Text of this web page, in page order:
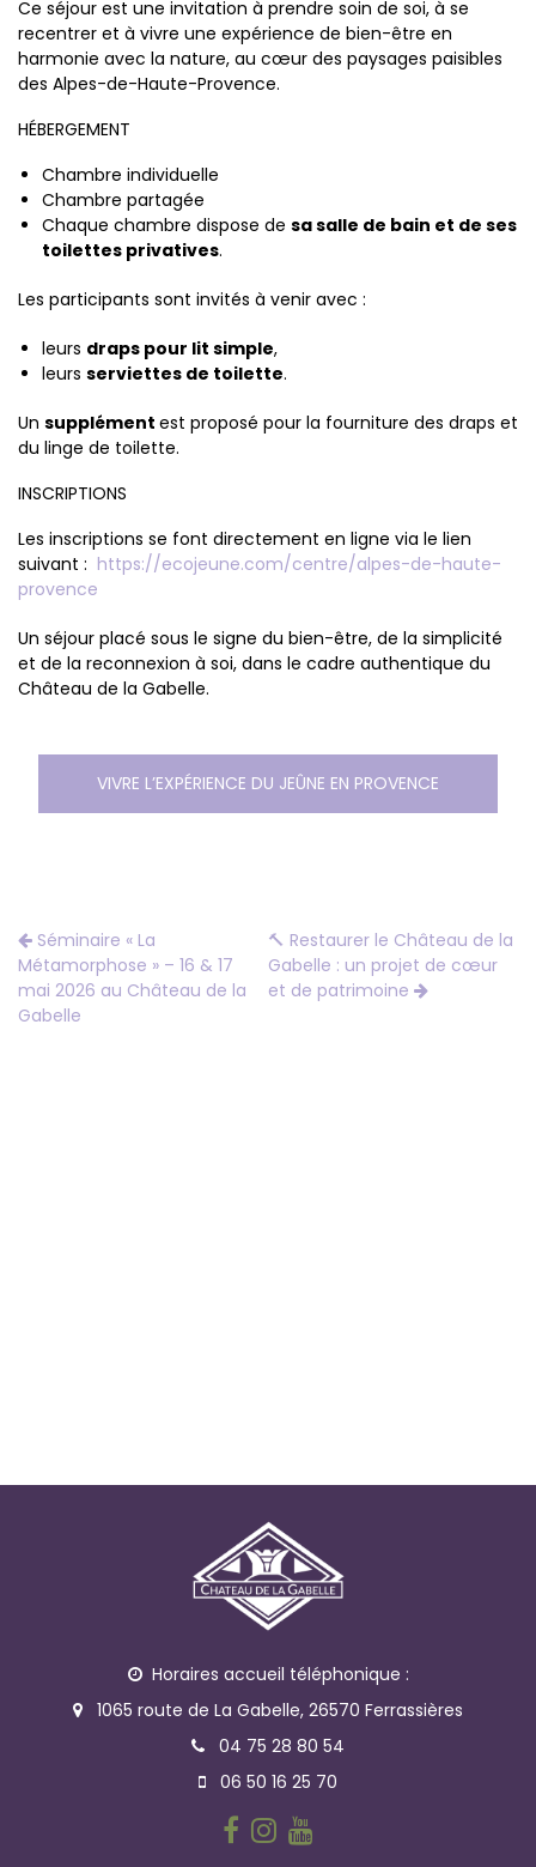
Ce séjour est une invitation à prendre soin de soi, à se
recentrer et à vivre une expérience de bien-être en
harmonie avec la nature, au cœur des paysages paisibles
des Alpes-de-Haute-Provence.
HÉBERGEMENT
Chambre individuelle
Chambre partagée
Chaque chambre dispose de sa salle de bain et de ses
toilettes privatives.
Les participants sont invités à venir avec :
leurs draps pour lit simple,
leurs serviettes de toilette.
Un supplément est proposé pour la fourniture des draps et
du linge de toilette.
INSCRIPTIONS
Les inscriptions se font directement en ligne via le lien
suivant : https://ecojeune.com/centre/alpes-de-haute-
provence
Un séjour placé sous le signe du bien-être, de la simplicité
et de la reconnexion à soi, dans le cadre authentique du
Château de la Gabelle.
VIVRE L’EXPÉRIENCE DU JEÛNE EN PROVENCE
Séminaire « La
Métamorphose » – 16 & 17
mai 2026 au Château de la
Gabelle
🔨 Restaurer le Château de la
Gabelle : un projet de cœur
et de patrimoine
Horaires accueil téléphonique :
1065 route de La Gabelle, 26570 Ferrassières
04 75 28 80 54
06 50 16 25 70